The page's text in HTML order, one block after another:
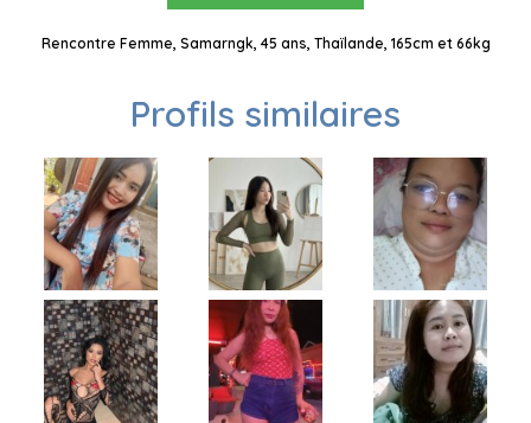
Rencontre Femme, Samarngk, 45 ans, Thaïlande, 165cm et 66kg
Profils similaires